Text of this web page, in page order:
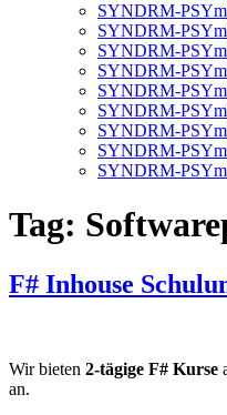
SYNDRM-
SYNDRM-
SYNDRM-
SYNDRM-
SYNDRM-
SYNDRM-
SYNDRM-
SYNDRM-
SYNDRM-
Tag:
F# Inhouse
Wir bieten 2-tägige F# Kurse
an.